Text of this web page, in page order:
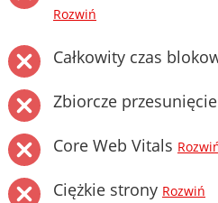
Rozwiń
Całkowity czas
Zbiorcze przesunięcie
Core Web Vitals
Ciężkie strony Rozwiń